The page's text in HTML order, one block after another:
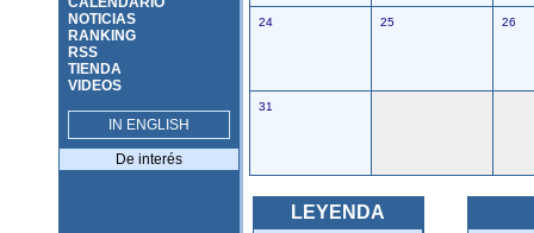
NOTICIAS
RANKING
RSS
TIENDA
VIDEOS
IN ENGLISH
De interés
24 25 26
31
LEYENDA